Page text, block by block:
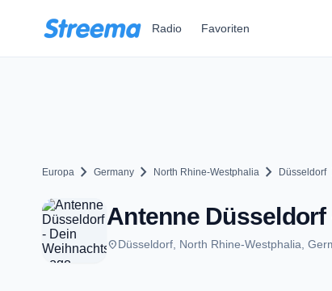
Radio Favoriten
Europa chevron_right Germany chevron_right North Rhine-Westphalia chevron_right Düsseldorf
Antenne
placeDüsseldorf, North Rhine-Westphalia,